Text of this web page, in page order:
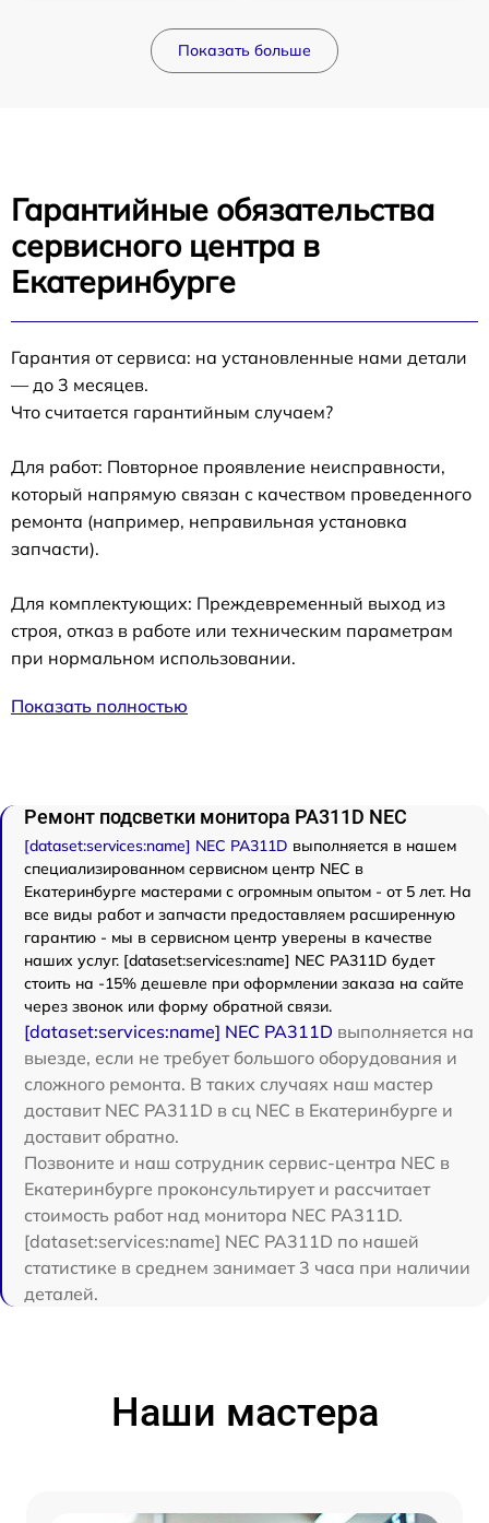
Показать больше
Гарантийные обязательства
сервисного центра в
Екатеринбурге
Гарантия от сервиса: на установленные нами детали
— до 3 месяцев.
Что считается гарантийным случаем?
Для работ: Повторное проявление неисправности,
который напрямую связан с качеством проведенного
ремонта (например, неправильная установка
запчасти).
Для комплектующих: Преждевременный выход из
строя, отказ в работе или техническим параметрам
при нормальном использовании.
Показать полностью
Ремонт подсветки монитора PA311D NEC
[dataset:services:name] NEC PA311D выполняется в нашем
специализированном сервисном центр NEC в
Екатеринбурге мастерами с огромным опытом - от 5 лет. На
все виды работ и запчасти предоставляем расширенную
гарантию - мы в сервисном центр уверены в качестве
наших услуг. [dataset:services:name] NEC PA311D будет
стоить на -15% дешевле при оформлении заказа на сайте
через звонок или форму обратной связи.
[dataset:services:name] NEC PA311D выполняется на
выезде, если не требует большого оборудования и
сложного ремонта. В таких случаях наш мастер
доставит NEC PA311D в сц NEC в Екатеринбурге и
доставит обратно.
Позвоните и наш сотрудник сервис-центра NEC в
Екатеринбурге проконсультирует и рассчитает
стоимость работ над монитора NEC PA311D.
[dataset:services:name] NEC PA311D по нашей
статистике в среднем занимает 3 часа при наличии
деталей.
Наши мастера